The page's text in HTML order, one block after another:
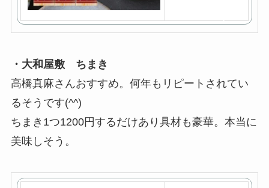
入
・大和屋敷 ちまき
高橋真麻さんおすすめ。何年もリピートされてい
るそうです(^^)
ちまき1つ1200円するだけあり具材も豪華。本当に
美味しそう。